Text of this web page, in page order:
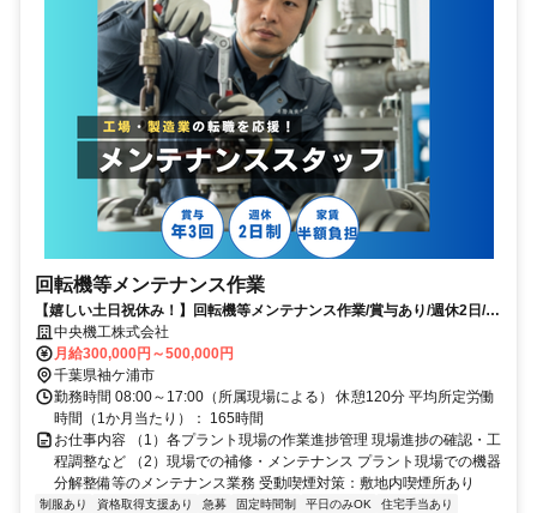
回転機等メンテナンス作業
【嬉しい土日祝休み！】回転機等メンテナンス作業/賞与あり/週休2日/袖
ヶ浦市
中央機工株式会社
月給300,000円～500,000円
千葉県袖ケ浦市
勤務時間 08:00～17:00（所属現場による） 休憩120分 平均所定労働
時間（1か月当たり）： 165時間
お仕事内容 （1）各プラント現場の作業進捗管理 現場進捗の確認・工
程調整など （2）現場での補修・メンテナンス プラント現場での機器
分解整備等のメンテナンス業務 受動喫煙対策：敷地内喫煙所あり
制服あり 資格取得支援あり 急募 固定時間制 平日のみOK
住宅手当あり